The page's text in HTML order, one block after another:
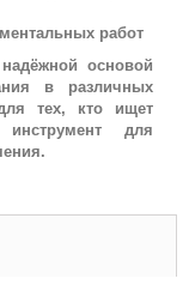
работ
основой
в различных
тех, кто ищет
для